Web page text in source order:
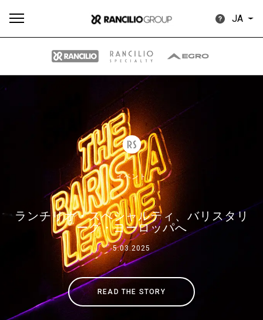
JA
イベント
ランチリオ・スペシャルティ、バリスタリ
ーグ・ヨーロッパへ
5.03.2025
READ THE STORY
ニュ
ース
ダウン
ロード
Our brands
グループ
ニュース